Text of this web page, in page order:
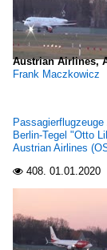
Austrian Airlines,
Frank Maczkowicz
Berlin-Tegel "Otto
Austrian Airlines
 408. 01.01.2020